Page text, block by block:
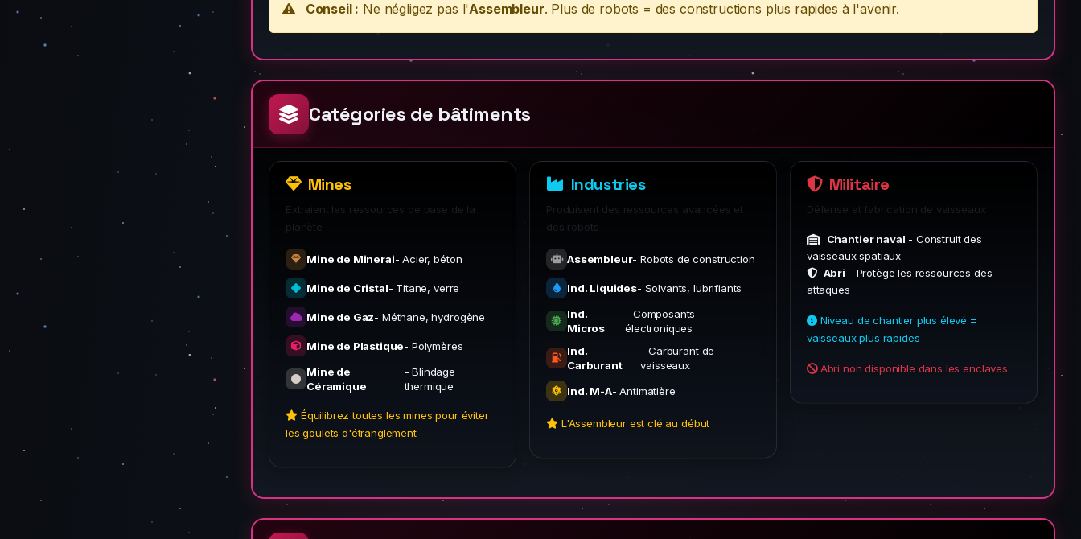
Conseil : Ne négligez pas l'Assembleur. Plus de robots = des constructions plus rapides à l'avenir.
Catégories de bâtiments
Mines
Extraient les ressources de base de la
planète
Mine de Minerai- Acier, béton
Mine de Cristal- Titane, verre
Mine de Gaz- Méthane, hydrogène
Mine de Plastique- Polymères
Mine de
Céramique
- Blindage
thermique
Équilibrez toutes les mines pour éviter
les goulets d'étranglement
Industries
Produisent des ressources avancées et
des robots
Assembleur- Robots de construction
Ind. Liquides- Solvants, lubrifiants
Ind.
Micros
- Composants
électroniques
Ind.
Carburant
- Carburant de
vaisseaux
Ind. M-A- Antimatière
L'Assembleur est clé au début
Militaire
Défense et fabrication de vaisseaux
Chantier naval - Construit des
vaisseaux spatiaux
Abri - Protège les ressources des
attaques
Niveau de chantier plus élevé =
vaisseaux plus rapides
Abri non disponible dans les enclaves